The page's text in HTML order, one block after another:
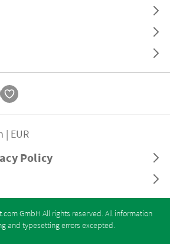
Policy
| EUR
GmbH All rights reserved. All information
and typesetting errors excepted.